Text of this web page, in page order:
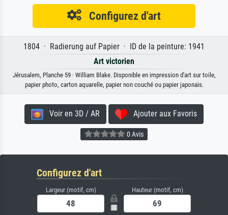
Configurez d'art
1804 · Radierung auf Papier · ID de la peinture: 1941
Art victorien
Jérusalem, Planche 59 · William Blake. Disponible en impression d'art sur toile,
papier photo, carton aquarelle, papier non couché ou papier japonais.
Voir en 3D / AR Ajouter aux Favoris
0 Avis
Configurez d'art
Largeur (motif, cm) Hauteur (motif, cm)